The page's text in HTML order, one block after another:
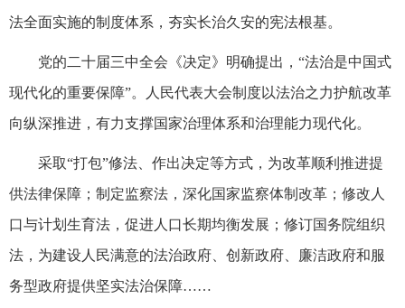
法全面实施的制度体系，夯实长治久安的宪法根基。
党的二十届三中全会《决定》明确提出，“法治是中国式
现代化的重要保障”。人民代表大会制度以法治之力护航改革
向纵深推进，有力支撑国家治理体系和治理能力现代化。
采取“打包”修法、作出决定等方式，为改革顺利推进提
供法律保障；制定监察法，深化国家监察体制改革；修改人
口与计划生育法，促进人口长期均衡发展；修订国务院组织
法，为建设人民满意的法治政府、创新政府、廉洁政府和服
务型政府提供坚实法治保障……